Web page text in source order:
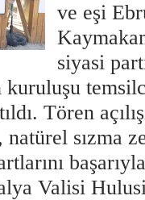
ve eşi
siyasi
kuruluşu
Tören
natürel sızma
Valisi